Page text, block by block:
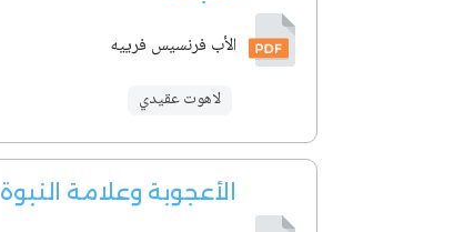
الأب فرنسيس فرييه
لاهوت عقيدي
الأعجوبة وعلامة النبوة